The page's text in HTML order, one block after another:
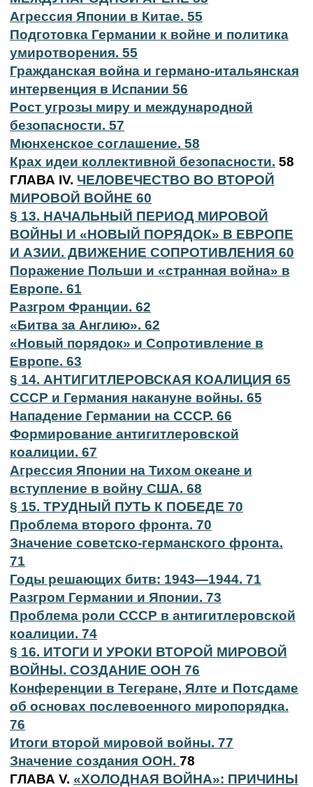
Агрессия Японии в Китае. 55
Подготовка Германии к войне и политика
умиротворения. 55
Гражданская война и германо-итальянская
интервенция в Испании 56
Рост угрозы миру и международной
безопасности. 57
Мюнхенское соглашение. 58
Крах идеи коллективной безопасности. 58
ГЛАВА IV. ЧЕЛОВЕЧЕСТВО ВО ВТОРОЙ
МИРОВОЙ ВОЙНЕ 60
§ 13. НАЧАЛЬНЫЙ ПЕРИОД МИРОВОЙ
ВОЙНЫ И «НОВЫЙ ПОРЯДОК» В ЕВРОПЕ
И АЗИИ. ДВИЖЕНИЕ СОПРОТИВЛЕНИЯ 60
Поражение Польши и «странная война» в
Европе. 61
Разгром Франции. 62
«Битва за Англию». 62
«Новый порядок» и Сопротивление в
Европе. 63
§ 14. АНТИГИТЛЕРОВСКАЯ КОАЛИЦИЯ 65
СССР и Германия накануне войны. 65
Нападение Германии на СССР. 66
Формирование антигитлеровской
коалиции. 67
Агрессия Японии на Тихом океане и
вступление в войну США. 68
§ 15. ТРУДНЫЙ ПУТЬ К ПОБЕДЕ 70
Проблема второго фронта. 70
Значение советско-германского фронта.
71
Годы решающих битв: 1943—1944. 71
Разгром Германии и Японии. 73
Проблема роли СССР в антигитлеровской
коалиции. 74
§ 16. ИТОГИ И УРОКИ ВТОРОЙ МИРОВОЙ
ВОЙНЫ. СОЗДАНИЕ ООН 76
Конференции в Тегеране, Ялте и Потсдаме
об основах послевоенного миропорядка.
76
Итоги второй мировой войны. 77
Значение создания ООН. 78
ГЛАВА V. «ХОЛОДНАЯ ВОЙНА»: ПРИЧИНЫ